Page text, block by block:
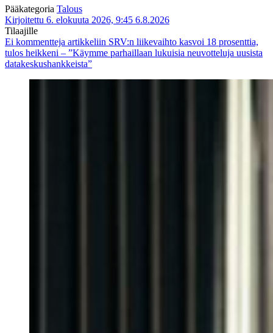
Pääkategoria Talous
Kirjoitettu 6. elokuuta 2026, 9:45 6.8.2026
Tilaajille
Ei kommentteja artikkeliin SRV:n liikevaihto kasvoi 18 prosenttia,
tulos heikkeni – ”Käymme parhaillaan lukuisia neuvotteluja uusista
datakeskushankkeista”